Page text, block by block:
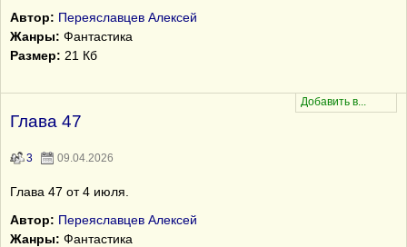
Автор: Переяславцев Алексей
Жанры: Фантастика
Размер: 21 Кб
Глава 47
3 09.04.2026
Глава 47 от 4 июля.
Автор: Переяславцев Алексей
Жанры: Фантастика